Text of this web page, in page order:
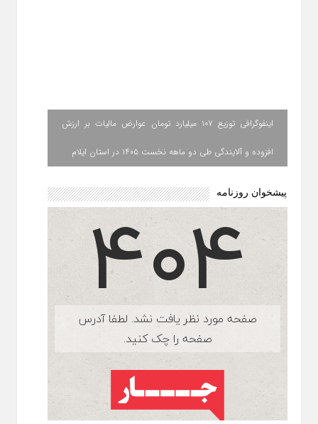
اینفوگرافی توزیع ۱۰۷ میلیارد تومان عوارض مالیات بر ارزش
افزوده و آلایندگی طی دو ماهه نخست ۱۴۰۵ در استان ایلام
پیشخوان روزنامه